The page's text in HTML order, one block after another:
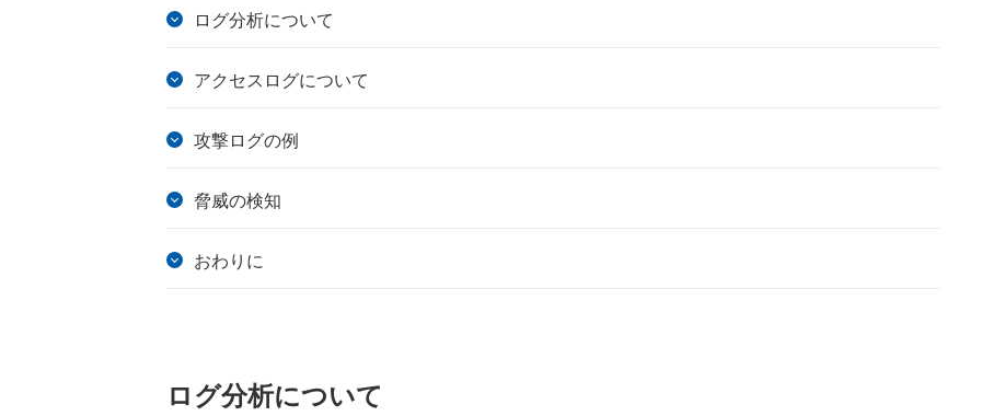
ログ分析について
アクセスログについて
攻撃ログの例
脅威の検知
おわりに
ログ分析について